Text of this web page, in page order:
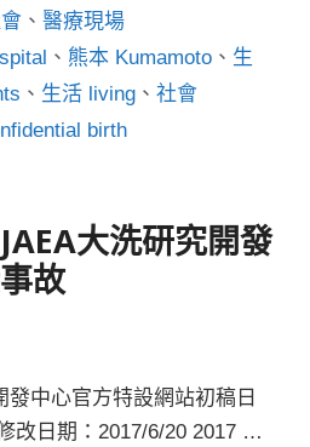
、醫療現場
、 熊本 Kumamoto 、 生
、 生活 living 、 社會
birth
大洗研究開發
故
中心官方特設網站初稿日
改日期：2017/6/20 2017 …